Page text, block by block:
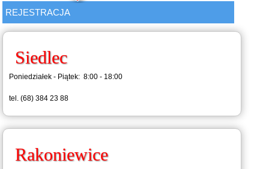
REJESTRACJA
Siedlec
Poniedziałek - Piątek: 8:00 - 18:00
tel. (68) 384 23 88
Rakoniewice